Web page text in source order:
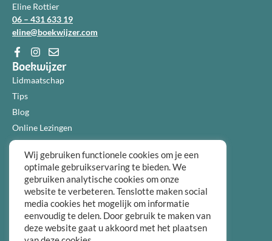
Eline Rottier
06 – 431 633 19
eline@boekwijzer.com
Boekwijzer
Lidmaatschap
Tips
Blog
Online Lezingen
Diensten
Over ons
Informatie
Algemene voorwaarden
Privacybeleid
Over ons
FAQ
Wij gebruiken functionele cookies om je een
optimale gebruikservaring te bieden. We
gebruiken analytische cookies om onze
website te verbeteren. Tenslotte maken social
media cookies het mogelijk om informatie
eenvoudig te delen. Door gebruik te maken van
deze website gaat u akkoord met het plaatsen